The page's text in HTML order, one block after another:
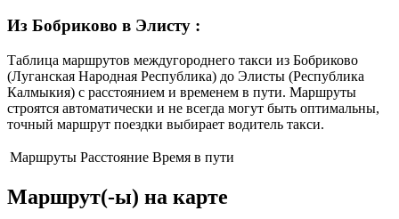
Из Бобриково в Элисту :
Таблица маршрутов междугороднего такси из Бобриково
(Луганская Народная Республика) до Элисты (Республика
Калмыкия) с расстоянием и временем в пути. Маршруты
строятся автоматически и не всегда могут быть оптимальны,
точный маршрут поездки выбирает водитель такси.
Маршруты Расстояние Время в пути
Маршрут(-ы) на карте